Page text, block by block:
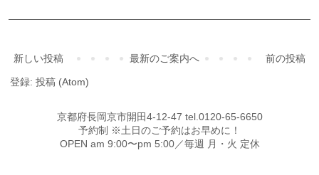
新しい投稿 前の投稿
最新のご案内へ
登録: 投稿 (Atom)
京都府長岡京市開田4-12-47 tel.0120-65-6650
予約制 ※土日のご予約はお早めに！
OPEN am 9:00〜pm 5:00／毎週 月・火 定休